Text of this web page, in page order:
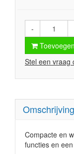
-
Stel een vraag
Omschrijving
Compacte en
functies en